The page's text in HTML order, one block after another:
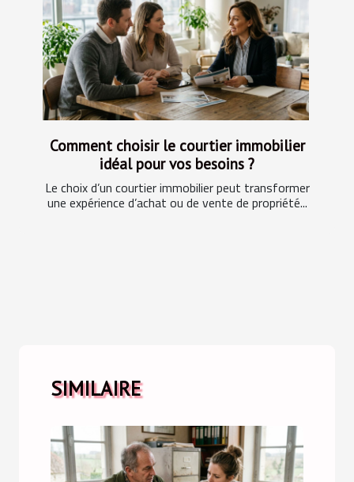
Comment choisir le courtier immobilier
idéal pour vos besoins ?
Le choix d’un courtier immobilier peut transformer
une expérience d’achat ou de vente de propriété...
SIMILAIRE